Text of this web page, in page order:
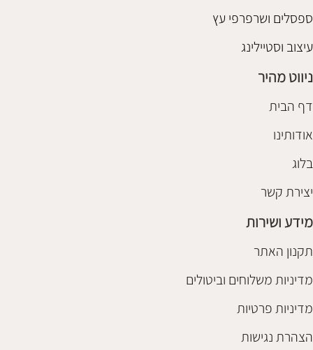
ספסלים ושרפרפי עץ
עיצוב וסטיילינג
ניווט מהיר
דף הבית
אודותינו
בלוג
יצירת קשר
מידע ושירות
תקנון האתר
מדיניות משלוחים וביטולים
מדיניות פרטיות
הצהרת נגישות